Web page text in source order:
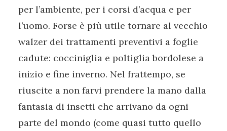
per l’ambiente, per i corsi d’acqua e per
l’uomo. Forse è più utile tornare al vecchio
walzer dei trattamenti preventivi a foglie
cadute: cocciniglia e poltiglia bordolese a
inizio e fine inverno. Nel frattempo, se
riuscite a non farvi prendere la mano dalla
fantasia di insetti che arrivano da ogni
parte del mondo (come quasi tutto quello